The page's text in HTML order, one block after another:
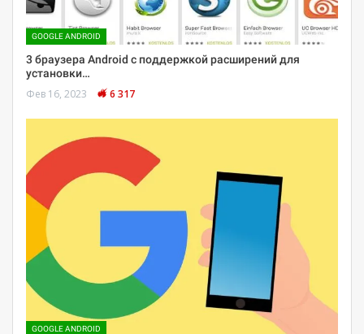
GOOGLE ANDROID
3 браузера Android с поддержкой расширений для
установки…
Фев 16, 2023 6 317
GOOGLE ANDROID